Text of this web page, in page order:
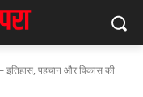
इतिहास, पहचान और विकास की